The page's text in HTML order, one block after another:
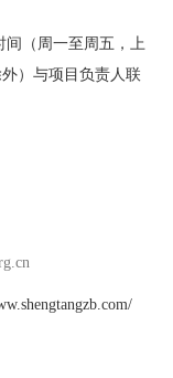
间（周一至周五，上
）与项目负责人联